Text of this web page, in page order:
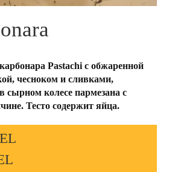
Pastachi с обжаренной
чесноком и сливками,
сырном колесе пармезана с
Тесто содержит яйца.